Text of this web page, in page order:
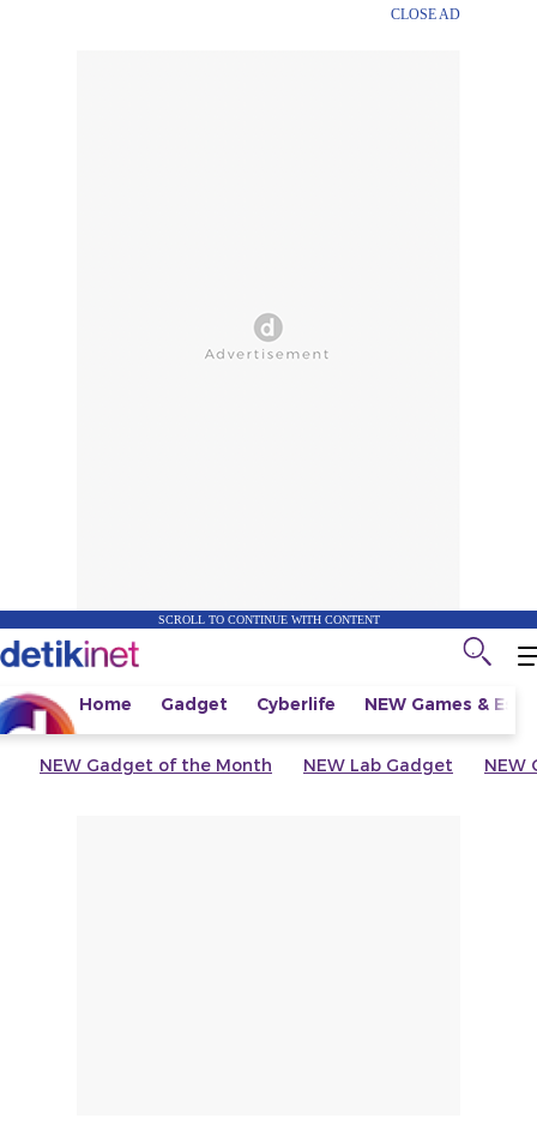
CLOSE AD
SCROLL TO CONTINUE WITH CONTENT
Home Gadget Cyberlife NEW Games &
NEW Gadget of the Month NEW Lab Gadget NEW